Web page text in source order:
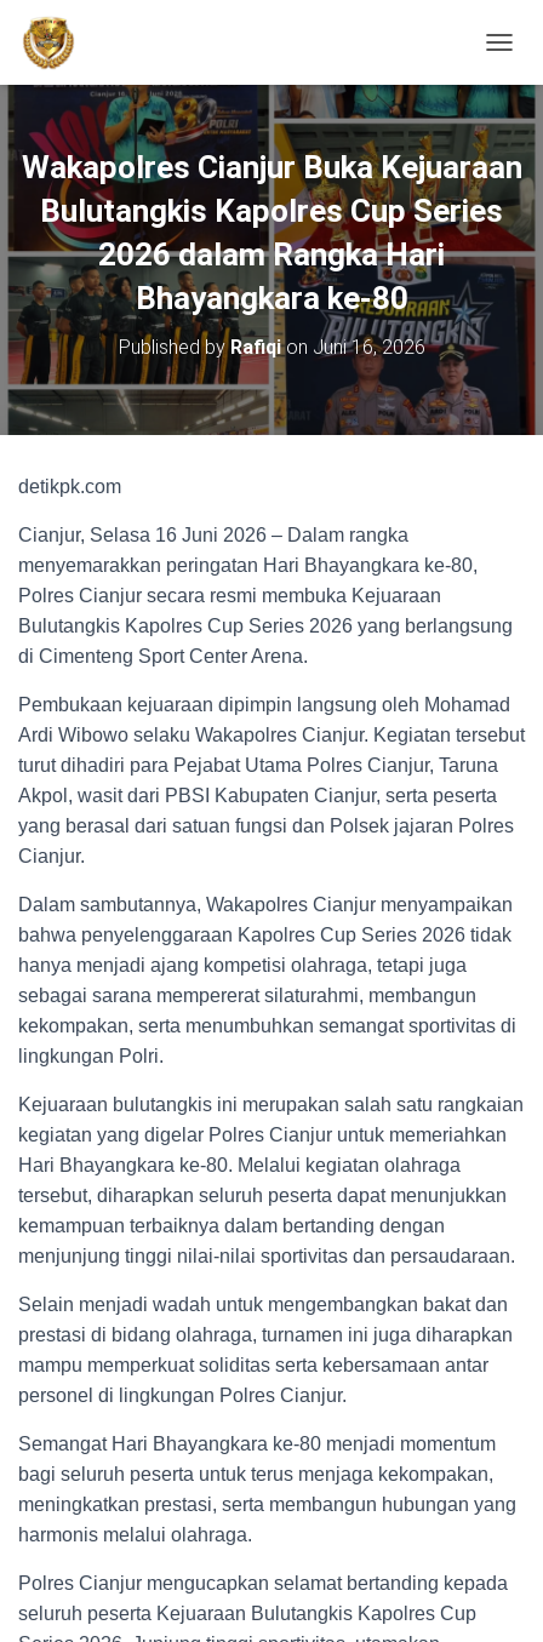
Wakapolres Cianjur Buka Kejuaraan
Bulutangkis Kapolres Cup Series
2026 dalam Rangka Hari
Bhayangkara ke-80
Published byRafiqion Juni 16, 2026
detikpk.com
Cianjur, Selasa 16 Juni 2026 – Dalam rangka
menyemarakkan peringatan Hari Bhayangkara ke-80,
Polres Cianjur secara resmi membuka Kejuaraan
Bulutangkis Kapolres Cup Series 2026 yang berlangsung
di Cimenteng Sport Center Arena.
Pembukaan kejuaraan dipimpin langsung oleh Mohamad
Ardi Wibowo selaku Wakapolres Cianjur. Kegiatan tersebut
turut dihadiri para Pejabat Utama Polres Cianjur, Taruna
Akpol, wasit dari PBSI Kabupaten Cianjur, serta peserta
yang berasal dari satuan fungsi dan Polsek jajaran Polres
Cianjur.
Dalam sambutannya, Wakapolres Cianjur menyampaikan
bahwa penyelenggaraan Kapolres Cup Series 2026 tidak
hanya menjadi ajang kompetisi olahraga, tetapi juga
sebagai sarana mempererat silaturahmi, membangun
kekompakan, serta menumbuhkan semangat sportivitas di
lingkungan Polri.
Kejuaraan bulutangkis ini merupakan salah satu rangkaian
kegiatan yang digelar Polres Cianjur untuk memeriahkan
Hari Bhayangkara ke-80. Melalui kegiatan olahraga
tersebut, diharapkan seluruh peserta dapat menunjukkan
kemampuan terbaiknya dalam bertanding dengan
menjunjung tinggi nilai-nilai sportivitas dan persaudaraan.
Selain menjadi wadah untuk mengembangkan bakat dan
prestasi di bidang olahraga, turnamen ini juga diharapkan
mampu memperkuat soliditas serta kebersamaan antar
personel di lingkungan Polres Cianjur.
Semangat Hari Bhayangkara ke-80 menjadi momentum
bagi seluruh peserta untuk terus menjaga kekompakan,
meningkatkan prestasi, serta membangun hubungan yang
harmonis melalui olahraga.
Polres Cianjur mengucapkan selamat bertanding kepada
seluruh peserta Kejuaraan Bulutangkis Kapolres Cup